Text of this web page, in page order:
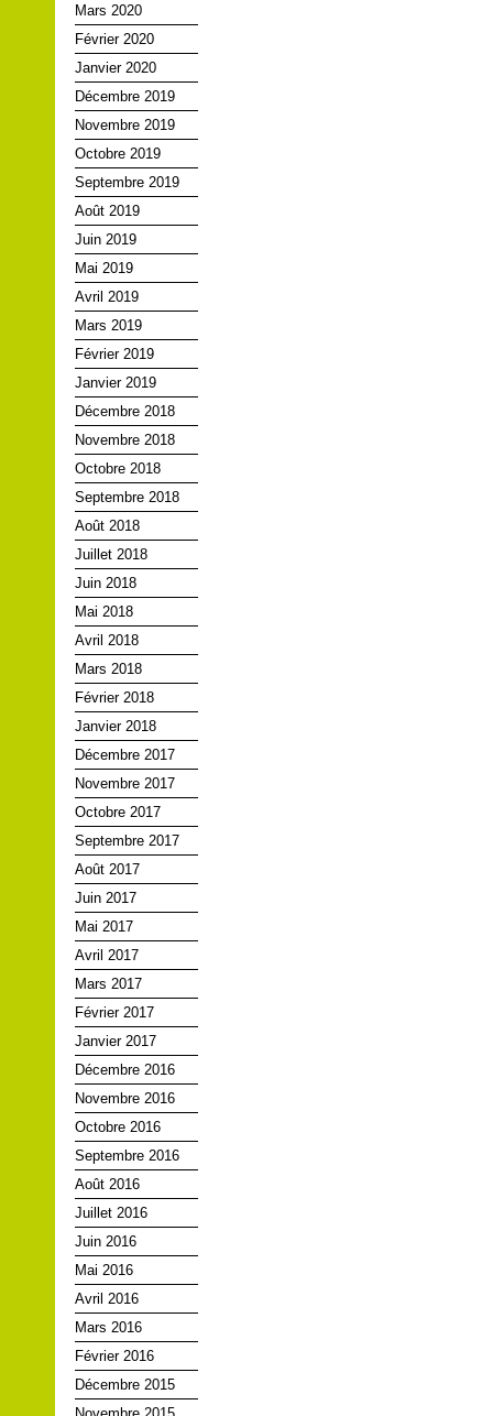
Mars 2020
Février 2020
Janvier 2020
Décembre 2019
Novembre 2019
Octobre 2019
Septembre 2019
Août 2019
Juin 2019
Mai 2019
Avril 2019
Mars 2019
Février 2019
Janvier 2019
Décembre 2018
Novembre 2018
Octobre 2018
Septembre 2018
Août 2018
Juillet 2018
Juin 2018
Mai 2018
Avril 2018
Mars 2018
Février 2018
Janvier 2018
Décembre 2017
Novembre 2017
Octobre 2017
Septembre 2017
Août 2017
Juin 2017
Mai 2017
Avril 2017
Mars 2017
Février 2017
Janvier 2017
Décembre 2016
Novembre 2016
Octobre 2016
Septembre 2016
Août 2016
Juillet 2016
Juin 2016
Mai 2016
Avril 2016
Mars 2016
Février 2016
Décembre 2015